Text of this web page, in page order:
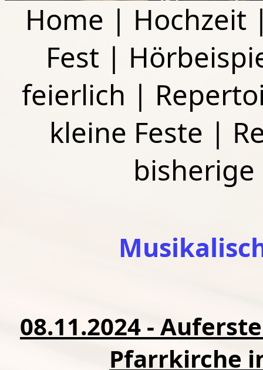
Home | Hochzeit
Fest |
feierlich |
kleine Feste |
08.11.2024 -
Pfarrkirche